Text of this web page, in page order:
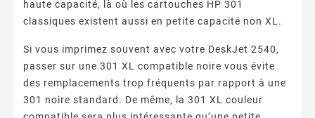
haute capacité, là où les cartouches HP 301
classiques existent aussi en petite capacité non XL.
Si vous imprimez souvent avec votre DeskJet 2540,
passer sur une 301 XL compatible noire vous évite
des remplacements trop fréquents par rapport à une
301 noire standard. De même, la 301 XL couleur